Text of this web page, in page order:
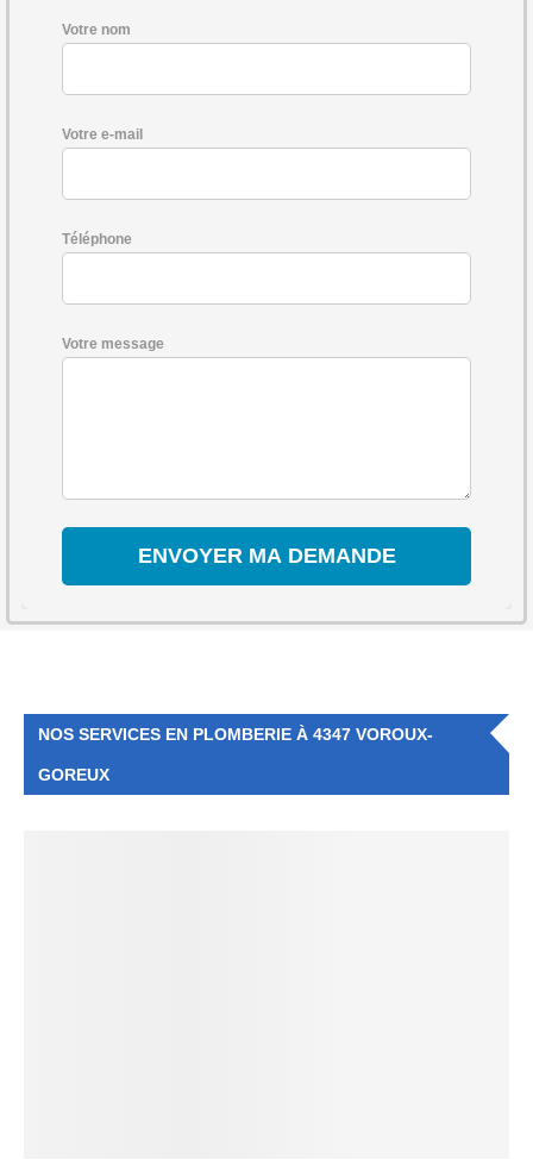
Votre nom
Votre e-mail
Téléphone
Votre message
NOS SERVICES EN PLOMBERIE À 4347 VOROUX-
GOREUX